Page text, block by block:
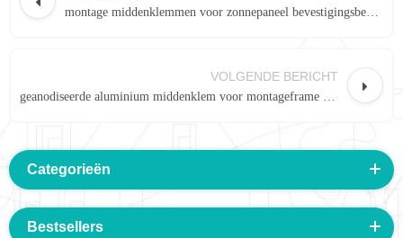
VOLGENDE BERICHT
Categorieën
Bestsellers